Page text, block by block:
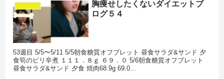
胸痩せしたくないダイエットブ
ログ５４
53週目 5/5〜5/11 5/5朝食糖質オフブレット 昼食サラダ&サンド 夕
食筍のピリ辛煮 １１１．８ｇ ６９．０ 5/6朝食糖質オフブレット
昼食サラダ&サンド 夕食 焼肉68.9g 69.0...